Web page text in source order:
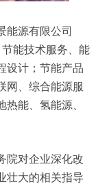
能源有限公司
节能技术服务、能
设计；节能产品
网、综合能源服
能、氢能源、
院对企业深化改
壮大的相关指导